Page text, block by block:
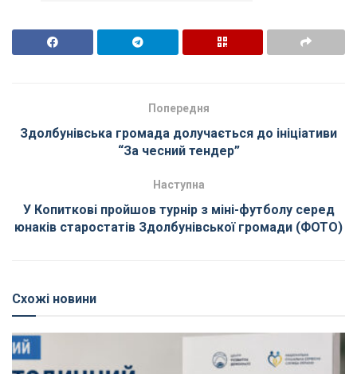
Попередня
Здолбунівська громада долучається до ініціативи
“За чесний тендер”
Наступна
У Копиткові пройшов турнір з міні-футболу серед
юнаків старостатів Здолбунівської громади (ФОТО)
Схожі новини